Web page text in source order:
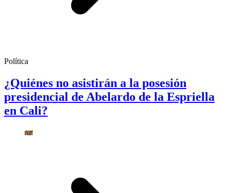
Política
¿Quiénes no asistirán a la posesión
presidencial de Abelardo de la Espriella
en Cali?